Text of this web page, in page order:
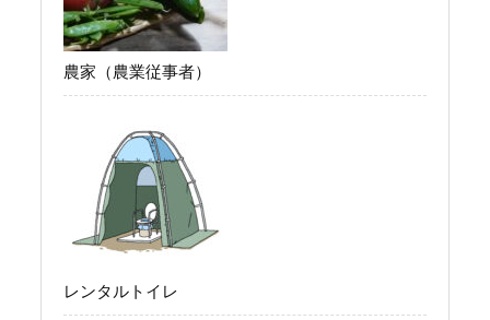
農家（農業従事者）
レンタルトイレ